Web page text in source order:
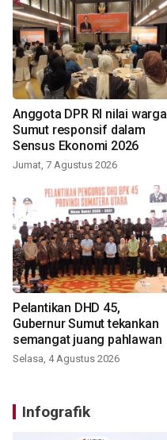
Anggota DPR RI nilai warga
Sumut responsif dalam
Sensus Ekonomi 2026
Jumat, 7 Agustus 2026
Pelantikan DHD 45,
Gubernur Sumut tekankan
semangat juang pahlawan
Selasa, 4 Agustus 2026
Infografik